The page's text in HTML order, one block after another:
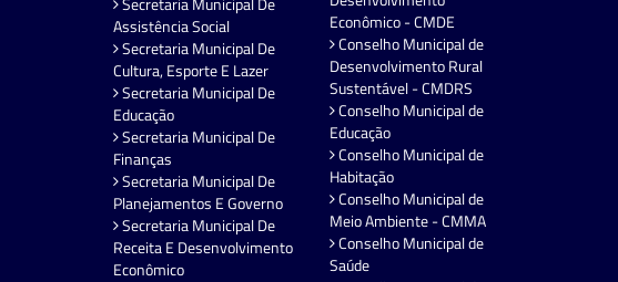
Assistência Social
Secretaria Municipal De
Cultura, Esporte E Lazer
Secretaria Municipal De
Educação
Secretaria Municipal De
Finanças
Secretaria Municipal De
Planejamentos E Governo
Secretaria Municipal De
Receita E Desenvolvimento
Econômico
Econômico - CMDE
Conselho Municipal de
Desenvolvimento Rural
Sustentável - CMDRS
Conselho Municipal de
Educação
Conselho Municipal de
Habitação
Conselho Municipal de
Meio Ambiente - CMMA
Conselho Municipal de
Saúde